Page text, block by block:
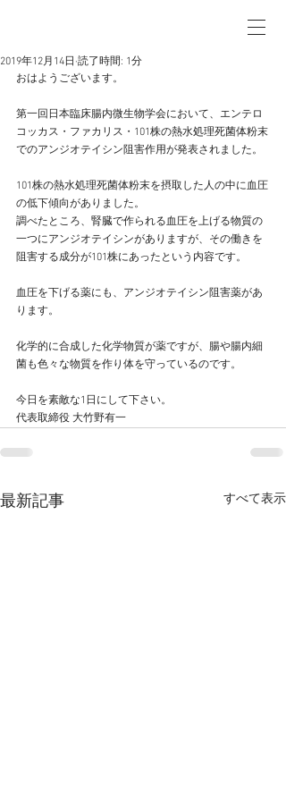
2019年12月14日 読了時間: 1分
おはようございます。
第一回日本臨床腸内微生物学会において、エンテロ
コッカス・ファカリス・101株の熱水処理死菌体粉末
でのアンジオテイシン阻害作用が発表されました。
101株の熱水処理死菌体粉末を摂取した人の中に血圧
の低下傾向がありました。
調べたところ、腎臓で作られる血圧を上げる物質の
一つにアンジオテイシンがありますが、その働きを
阻害する成分が101株にあったという内容です。
血圧を下げる薬にも、アンジオテイシン阻害薬があ
ります。
化学的に合成した化学物質が薬ですが、腸や腸内細
菌も色々な物質を作り体を守っているのです。
今日を素敵な1日にして下さい。
代表取締役 大竹野有一
最新記事 すべて表示